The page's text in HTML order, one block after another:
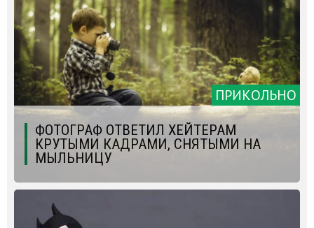
ПРИКОЛЬНО
ФОТОГРАФ ОТВЕТИЛ ХЕЙТЕРАМ
КРУТЫМИ КАДРАМИ, СНЯТЫМИ НА
МЫЛЬНИЦУ